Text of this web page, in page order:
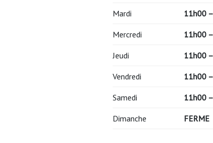
Mardi 11h00
Mercredi 11h00
Jeudi 11h00
Vendredi 11h00
Samedi 11h00
Dimanche FERME